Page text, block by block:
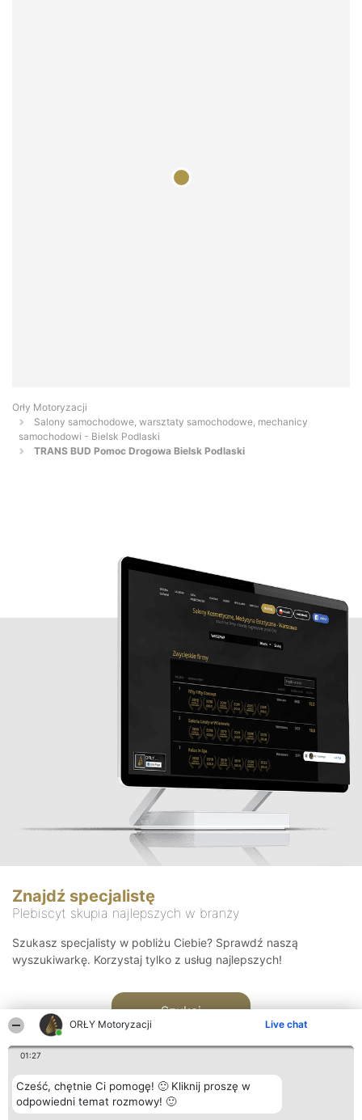
ORŁY Motoryzacji Live chat
01:27
Cześć, chętnie Ci pomogę! 🙂 Kliknij proszę w
odpowiedni temat rozmowy! 🙂
Orły Motoryzacji
Salony samochodowe, warsztaty samochodowe, mechanicy
samochodowi - Bielsk Podlaski
TRANS BUD Pomoc Drogowa Bielsk Podlaski
Znajdź specjalistę
Plebiscyt skupia najlepszych w branży
Szukasz specjalisty w pobliżu Ciebie? Sprawdź naszą
wyszukiwarkę. Korzystaj tylko z usług najlepszych!
Szukaj